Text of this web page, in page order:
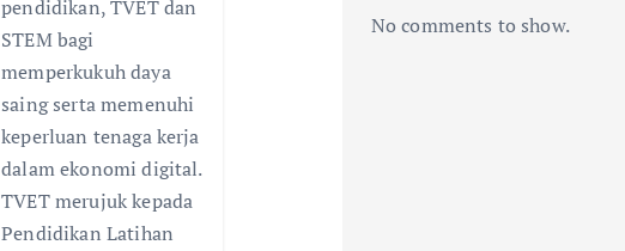
o
k p
pendidikan, TVET dan
STEM bagi
memperkukuh daya
saing serta memenuhi
keperluan tenaga kerja
dalam ekonomi digital.
TVET merujuk kepada
Pendidikan Latihan
No comments to show.